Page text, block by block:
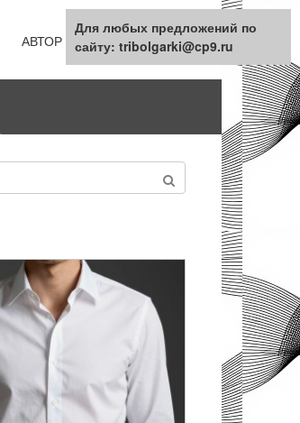
АВТОР КАРТА САЙТА
Для любых предложений по
сайту: tribolgarki@cp9.ru